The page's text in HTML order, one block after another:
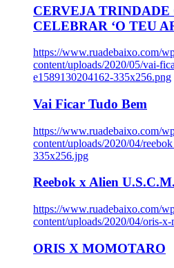
CERVEJA TRINDADE
CELEBRAR ‘O TEU
https://www.ruadebaixo.com/
content/uploads/2020/05/vai-
e1589130204162-335x256.png
Vai Ficar Tudo Bem
https://www.ruadebaixo.com/
content/uploads/2020/04/
335x256.jpg
Reebok x Alien
https://www.ruadebaixo.com/
content/uploads/2020/04/oris-
ORIS X MOMOTARO